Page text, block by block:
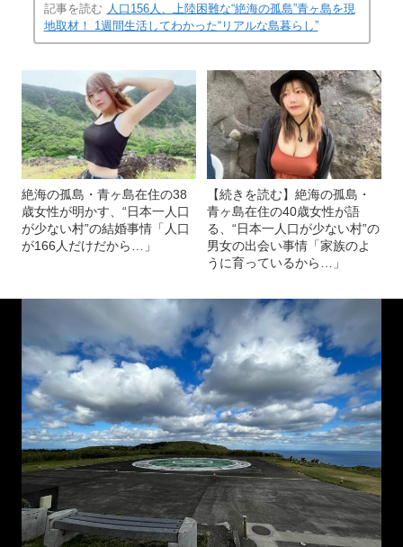
記事を読む 人口156人、上陸困難な“絶海の孤島”青ヶ島を現
地取材！ 1週間生活してわかった“リアルな島暮らし”
絶海の孤島・青ヶ島在住の38
歳女性が明かす、“日本一人口
が少ない村”の結婚事情「人口
が166人だけだから…」
【続きを読む】絶海の孤島・
青ヶ島在住の40歳女性が語
る、“日本一人口が少ない村”の
男女の出会い事情「家族のよ
うに育っているから…」